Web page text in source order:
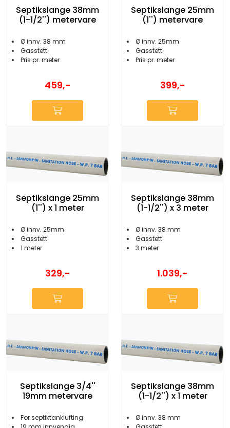
Septikslange 38mm
(1-1/2'') metervare
Ø innv. 38 mm
Gasstett
Pris pr. meter
459,-
Septikslange 25mm
(1'') metervare
Ø innv. 25mm
Gasstett
Pris pr. meter
399,-
Septikslange 25mm
(1'') x 1 meter
Ø innv. 25mm
Gasstett
1 meter
329,-
Septikslange 38mm
(1-1/2'') x 3 meter
Ø innv. 38 mm
Gasstett
3 meter
1.039,-
Septikslange 3/4''
19mm metervare
For septiktanklufting
Septikslange 38mm
(1-1/2'') x 1 meter
Ø innv. 38 mm